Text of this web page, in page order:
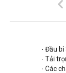
- Đầu bi
- Tải
- Các